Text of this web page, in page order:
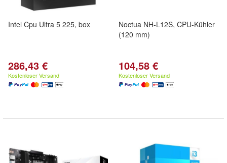
Intel Cpu Ultra 5 225, box
286,43 €
Kostenloser Versand
Noctua NH-L12S, CPU-Kühler
(120 mm)
104,58 €
Kostenloser Versand